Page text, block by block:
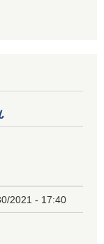
2021 - 17:40